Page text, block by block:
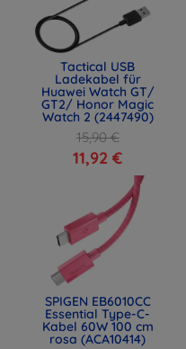
Tactical USB
Ladekabel für
Huawei Watch GT/
GT2/ Honor Magic
Watch 2 (2447490)
15,90 €
11,92 €
SPIGEN EB6010CC
Essential Type-C-
Kabel 60W 100 cm
rosa (ACA10414)